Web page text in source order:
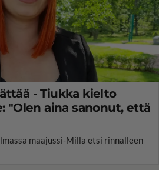
- Tiukka kielto
"Olen aina sanonut, että
maajussi-Milla etsi rinnalleen